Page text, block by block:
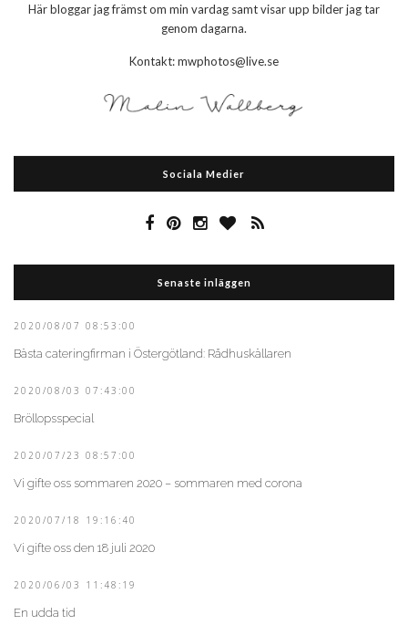
Här bloggar jag främst om min vardag samt visar upp bilder jag tar
genom dagarna.
Kontakt: mwphotos@live.se
Sociala Medier
Senaste inläggen
2020/08/07 08:53:00
Bästa cateringfirman i Östergötland: Rådhuskällaren
2020/08/03 07:43:00
Bröllopsspecial
2020/07/23 08:57:00
Vi gifte oss sommaren 2020 – sommaren med corona
2020/07/18 19:16:40
Vi gifte oss den 18 juli 2020
2020/06/03 11:48:19
En udda tid